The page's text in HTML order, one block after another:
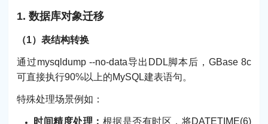
1. 数据库对象迁移
（1）表结构转换
通过mysqldump --no-data导出DDL脚本后，GBase 8c
可直接执行90%以上的MySQL建表语句。
特殊处理场景例如：
时间精度处理： 根据是否有时区，将DATETIME(6)